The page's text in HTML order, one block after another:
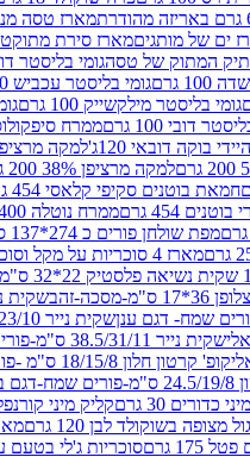
מארז טסה מנות קלאסי
מארז סירת מתוקטסהסילאן
של טסה
גומי בליסטר דובדבן 100
גומי בליסטר עכביש 100 גרם
גומי
100 גרם
גומי בליסטר
ממרח סיפקולוס 300 גרם
120ג'
למקה מרציפן 62% 200
מרציפן 38% 200 גרם
קלאסי 454 גרם
חמאת
ממרח נוטלה 400 גרם
קינדר
כ 274*137 סמ ניילון
חב' 10 שקית נשיאה פלסטיק 22*32 ס"מ -מסכה-זהב
שקית נייר לבקבוק
שקית נייר 30/23/10
שקית נייר 38.5/31/11 ס"מ-פורים
קופ' קרטון חלון 18/15/8 ס"מ -פורים
קליק מיני קורנפלקס 30 גרם
לבן 120 גרם
מארז טסה
סוכריות ג'לי בטעם ענבים 175